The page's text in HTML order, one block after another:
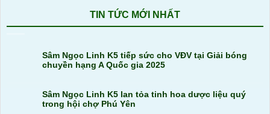
TIN TỨC MỚI NHẤT
Sâm Ngọc Linh K5 tiếp sức cho VĐV tại Giải bóng
chuyền hạng A Quốc gia 2025
Sâm Ngọc Linh K5 lan tỏa tinh hoa dược liệu quý
trong hội chợ Phú Yên